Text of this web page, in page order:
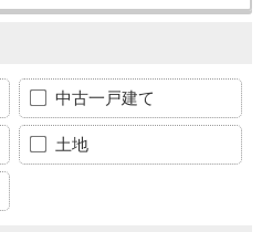
中古一戸建て
土地